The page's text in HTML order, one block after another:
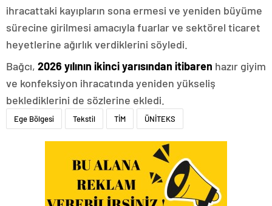
ihracattaki kayıpların sona ermesi ve yeniden büyüme
sürecine girilmesi amacıyla fuarlar ve sektörel ticaret
heyetlerine ağırlık verdiklerini söyledi.
Bağcı, 2026 yılının ikinci yarısından itibaren hazır giyim
ve konfeksiyon ihracatında yeniden yükseliş
beklediklerini de sözlerine ekledi.
Ege Bölgesi Tekstil TİM ÜNİTEKS